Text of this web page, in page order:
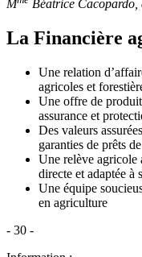
M Béatrice
La Financière
Une relation
agricoles et
Une offre de
assurance et
Des valeurs
garanties de prêts
Une relève agricole
directe et adaptée à
Une équipe
en agriculture
- 30 -